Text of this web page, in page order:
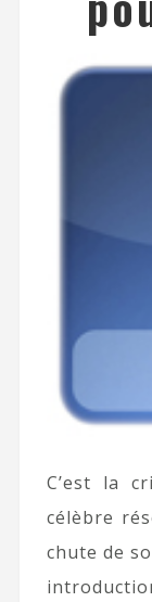
C’est la
célèbre
chute de